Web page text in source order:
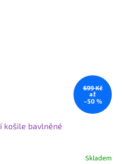
699 Kč
až
–50 %
košile bavlněné
Skladem